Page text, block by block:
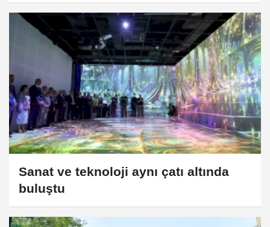
Sanat ve teknoloji aynı çatı altında
buluştu